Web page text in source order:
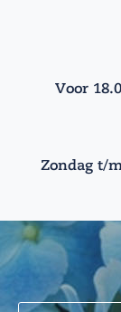
Voor
Zondag t/